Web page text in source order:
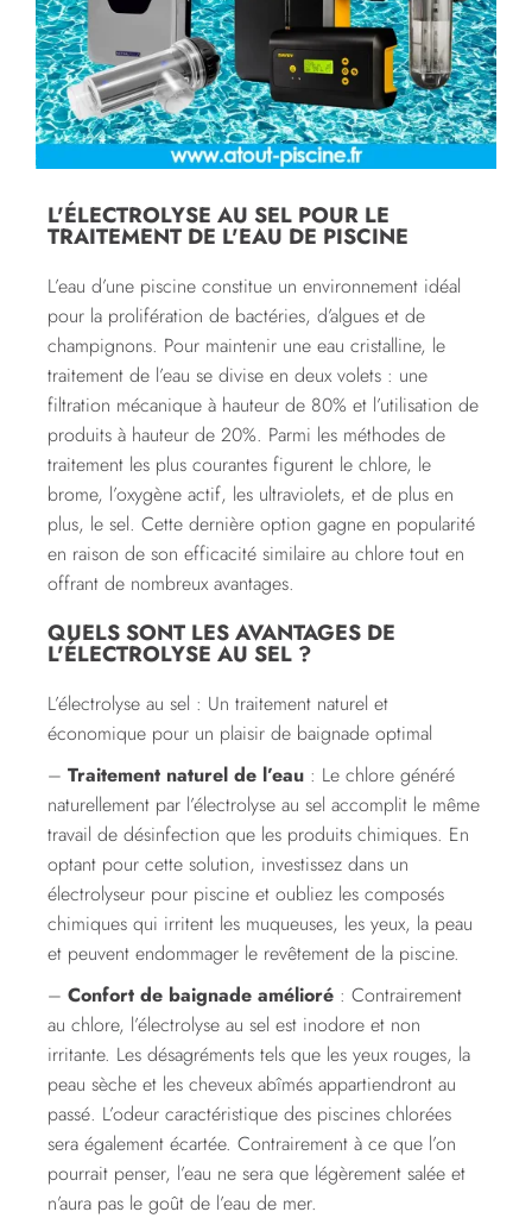
L'ÉLECTROLYSE AU SEL POUR LE
TRAITEMENT DE L'EAU DE PISCINE
L’eau d’une piscine constitue un environnement idéal
pour la prolifération de bactéries, d’algues et de
champignons. Pour maintenir une eau cristalline, le
traitement de l’eau se divise en deux volets : une
filtration mécanique à hauteur de 80% et l’utilisation de
produits à hauteur de 20%. Parmi les méthodes de
traitement les plus courantes figurent le chlore, le
brome, l’oxygène actif, les ultraviolets, et de plus en
plus, le sel. Cette dernière option gagne en popularité
en raison de son efficacité similaire au chlore tout en
offrant de nombreux avantages.
QUELS SONT LES AVANTAGES DE
L'ÉLECTROLYSE AU SEL ?
L’électrolyse au sel : Un traitement naturel et
économique pour un plaisir de baignade optimal
– Traitement naturel de l’eau : Le chlore généré
naturellement par l’électrolyse au sel accomplit le même
travail de désinfection que les produits chimiques. En
optant pour cette solution, investissez dans un
électrolyseur pour piscine et oubliez les composés
chimiques qui irritent les muqueuses, les yeux, la peau
et peuvent endommager le revêtement de la piscine.
– Confort de baignade amélioré : Contrairement
au chlore, l’électrolyse au sel est inodore et non
irritante. Les désagréments tels que les yeux rouges, la
peau sèche et les cheveux abîmés appartiendront au
passé. L’odeur caractéristique des piscines chlorées
sera également écartée. Contrairement à ce que l’on
pourrait penser, l’eau ne sera que légèrement salée et
n’aura pas le goût de l’eau de mer.